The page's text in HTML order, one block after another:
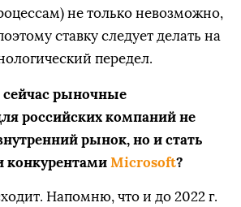
не только невозможно,
ставку следует делать на
передел.
рыночные
российских компаний не
рынок, но и стать
Microsoft?
Напомню, что и до 2022 г.